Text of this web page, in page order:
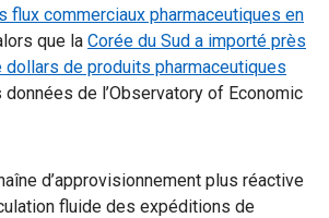
flux commerciaux pharmaceutiques en
que la Corée du Sud a importé près
de produits pharmaceutiques
de l’Observatory of Economic
d’approvisionnement plus réactive
fluide des expéditions de